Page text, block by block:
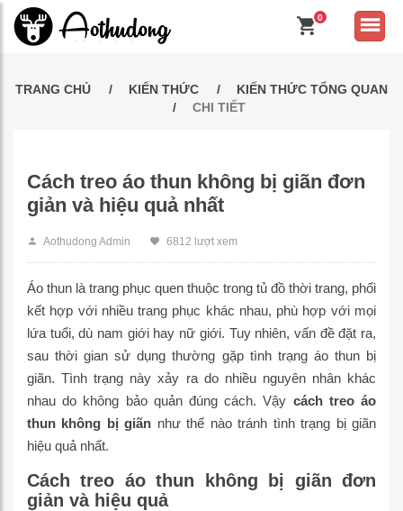
0
TRANG CHỦ KIẾN THỨC
KIẾN THỨC TỔNG QUAN
CHI TIẾT
Cách treo áo thun không bị giãn đơn
giản và hiệu quả nhất
Aothudong Admin 6812 lượt xem
Áo thun là trang phục quen thuộc trong tủ đồ thời trang, phối
kết hợp với nhiều trang phục khác nhau, phù hợp với mọi
lứa tuổi, dù nam giới hay nữ giới. Tuy nhiên, vấn đề đặt ra,
sau thời gian sử dụng thường gặp tình trạng áo thun bị
giãn. Tình trạng này xảy ra do nhiều nguyên nhân khác
nhau do không bảo quản đúng cách. Vậy cách treo áo
thun không bị giãn như thế nào tránh tình trạng bị giãn
hiệu quả nhất.
Cách treo áo thun không bị giãn đơn
giản và hiệu quả